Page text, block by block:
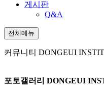
게시판
Q&A
전체메뉴
커뮤니티 DONGEUI
포토갤러리 DONGEUI